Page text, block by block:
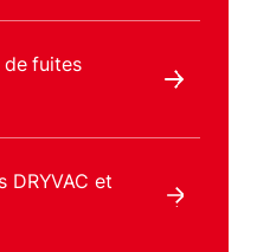
fuites
DRYVAC et